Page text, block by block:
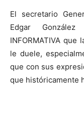
El secretario
Edgar
INFORMATIVA
le duele,
que con sus
que históricamente